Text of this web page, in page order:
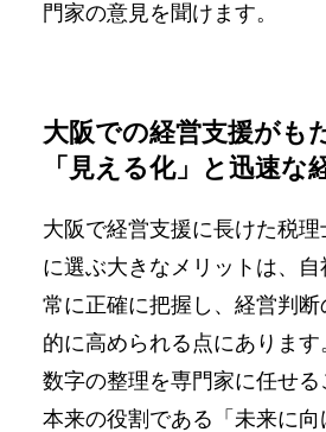
門家の意見を聞けます。
大阪での経営支援がも
「見える化」と迅速な
大阪で経営支援に長けた税
に選ぶ大きなメリットは、
常に正確に把握し、経営判断
的に高められる点にありま
数字の整理を専門家に任せ
本来の役割である「未来に向